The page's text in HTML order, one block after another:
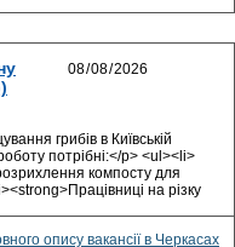
грибів в Київській
потрібні:</p> <ul><li>
компосту для
на різку
опису вакансії в Черкасах